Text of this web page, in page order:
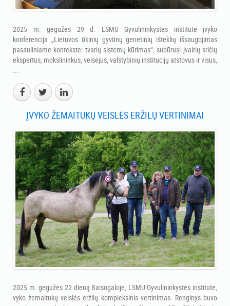
2025 m. gegužės 29 d. LSMU Gyvulininkystės institute įvyko
konferencija „Lietuvos ūkinių gyvūnų genetinių išteklių išsaugojimas
pasauliniame kontekste: tvarių sistemų kūrimas“, subūrusi įvairių sričių
ekspertus, mokslininkus, veisėjus, valstybinių institucijų atstovus ir visus,
...
ĮVYKO ŽEMAITUKŲ VEISLĖS ERŽILŲ VERTINIMAI
2025 m. gegužės 22 dieną Baisogaloje, LSMU Gyvulininkystės institute,
vyko žemaitukų veislės eržilų kompleksinis vertinimas. Renginys buvo